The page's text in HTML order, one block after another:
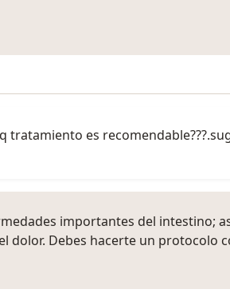
tratamiento es
importantes del intestino;
dolor. Debes hacerte un protocolo